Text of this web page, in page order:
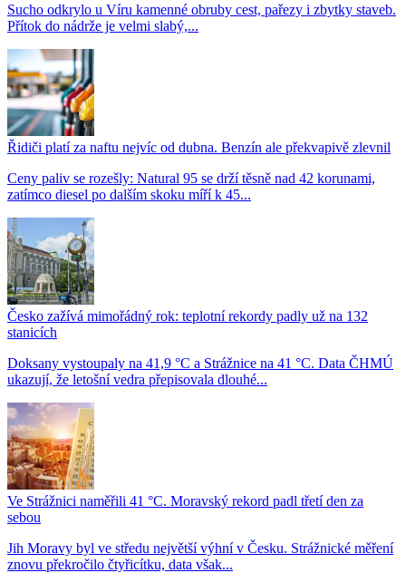
Sucho odkrylo u Víru kamenné obruby cest, pařezy i zbytky staveb.
Přítok do nádrže je velmi slabý,...
Řidiči platí za naftu nejvíc od dubna. Benzín ale překvapivě zlevnil
Ceny paliv se rozešly: Natural 95 se drží těsně nad 42 korunami,
zatímco diesel po dalším skoku míří k 45...
Česko zažívá mimořádný rok: teplotní rekordy padly už na 132
stanicích
Doksany vystoupaly na 41,9 °C a Strážnice na 41 °C. Data ČHMÚ
ukazují, že letošní vedra přepisovala dlouhé...
Ve Strážnici naměřili 41 °C. Moravský rekord padl třetí den za
sebou
Jih Moravy byl ve středu největší výhní v Česku. Strážnické měření
znovu překročilo čtyřicítku, data však...